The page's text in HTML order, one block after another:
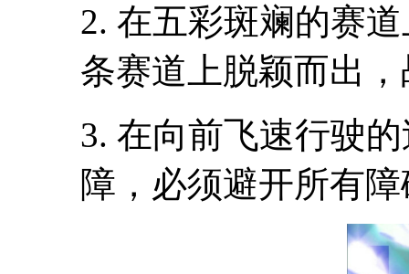
2. 在五彩斑斓的赛
条赛道上脱颖而出
3. 在向前飞速行驶
障，必须避开所有